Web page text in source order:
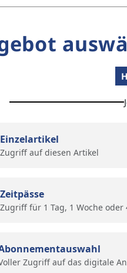
Einzelartikel
Zugriff auf diesen Artikel
Zeitpässe
Zugriff für 1 Tag, 1 Woche oder
Zugriff auf das digitale